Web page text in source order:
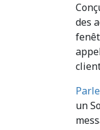
des
un